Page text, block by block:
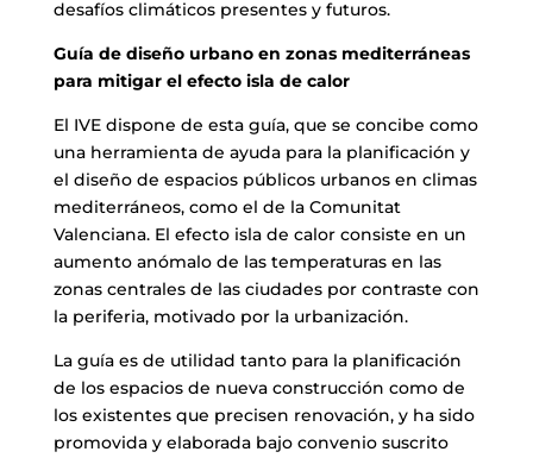
desafíos climáticos presentes y futuros.
Guía de diseño urbano en zonas mediterráneas
para mitigar el efecto isla de calor
El IVE dispone de esta guía, que se concibe como
una herramienta de ayuda para la planificación y
el diseño de espacios públicos urbanos en climas
mediterráneos, como el de la Comunitat
Valenciana. El efecto isla de calor consiste en un
aumento anómalo de las temperaturas en las
zonas centrales de las ciudades por contraste con
la periferia, motivado por la urbanización.
La guía es de utilidad tanto para la planificación
de los espacios de nueva construcción como de
los existentes que precisen renovación, y ha sido
promovida y elaborada bajo convenio suscrito